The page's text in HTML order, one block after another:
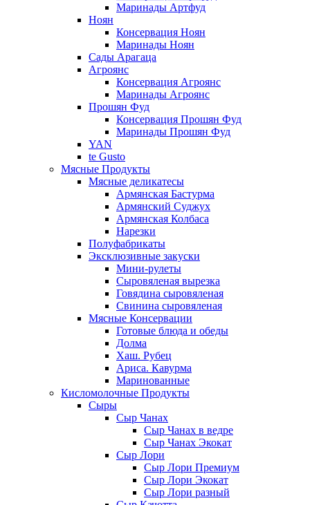
Маринады Артфуд
Ноян
Консервация Ноян
Маринады Ноян
Сады Арагаца
Агроянс
Консервация Агроянс
Маринады Агроянс
Прошян Фуд
Консервация Прошян Фуд
Маринады Прошян Фуд
YAN
te Gusto
Мясные Продукты
Мясные деликатесы
Армянская Бастурма
Армянский Суджух
Армянская Колбаса
Нарезки
Полуфабрикаты
Эксклюзивные закуски
Мини-рулеты
Сыровяленая вырезка
Говядина сыровяленая
Свинина сыровяленая
Мясные Консервации
Готовые блюда и обеды
Долма
Хаш. Рубец
Ариса. Кавурма
Маринованные
Кисломолочные Продукты
Сыры
Сыр Чанах
Сыр Чанах в ведре
Сыр Чанах Экокат
Сыр Лори
Сыр Лори Премиум
Сыр Лори Экокат
Сыр Лори разный